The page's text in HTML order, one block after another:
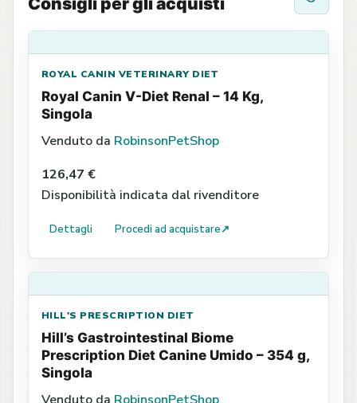
ROYAL CANIN VETERINARY DIET
Royal Canin V-Diet Renal – 14 Kg,
Singola
Venduto da RobinsonPetShop
126,47 €
Disponibilità indicata dal rivenditore
Dettagli Procedi ad acquistare↗
HILL'S PRESCRIPTION DIET
Hill’s Gastrointestinal Biome
Prescription Diet Canine Umido – 354 g,
Singola